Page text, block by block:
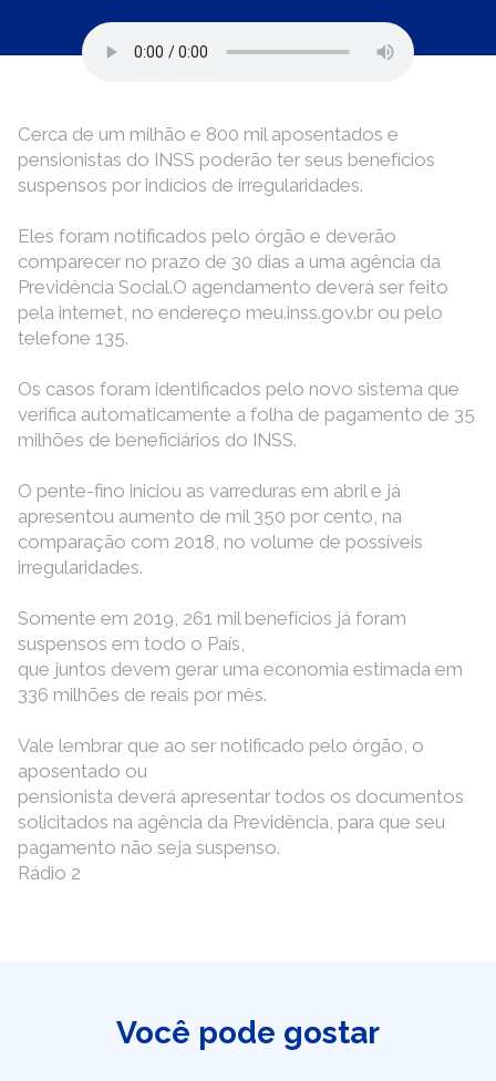
Cerca de um milhão e 800 mil aposentados e
pensionistas do INSS poderão ter seus benefícios
suspensos por indícios de irregularidades.
Eles foram notificados pelo órgão e deverão
comparecer no prazo de 30 dias a uma agência da
Previdência Social.O agendamento deverá ser feito
pela internet, no endereço meu.inss.gov.br ou pelo
telefone 135.
Os casos foram identificados pelo novo sistema que
verifica automaticamente a folha de pagamento de 35
milhões de beneficiários do INSS.
O pente-fino iniciou as varreduras em abril e já
apresentou aumento de mil 350 por cento, na
comparação com 2018, no volume de possíveis
irregularidades.
Somente em 2019, 261 mil benefícios já foram
suspensos em todo o País,
que juntos devem gerar uma economia estimada em
336 milhões de reais por mês.
Vale lembrar que ao ser notificado pelo órgão, o
aposentado ou
pensionista deverá apresentar todos os documentos
solicitados na agência da Previdência, para que seu
pagamento não seja suspenso.
Rádio 2
Você pode gostar